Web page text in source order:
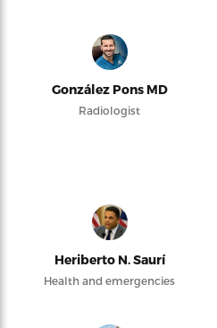
González Pons MD
Radiologist
Heriberto N. Saurí
Health and emergencies